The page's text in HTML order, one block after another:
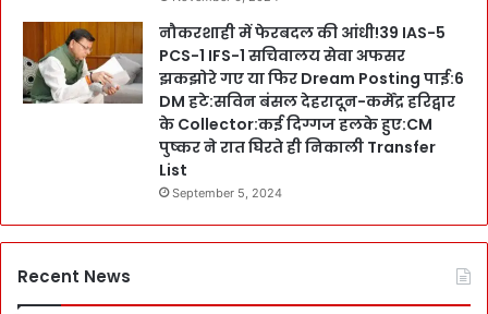
नौकरशाही में फेरबदल की आंधी!39 IAS-5
PCS-1 IFS-1 सचिवालय सेवा अफसर
झकझोरे गए या फिर Dream Posting पाई:6
DM हटे:सविन बंसल देहरादून-कर्मेंद्र हरिद्वार
के Collector:कई दिग्गज हलके हुए:CM
पुष्कर ने रात घिरते ही निकाली Transfer
List
September 5, 2024
Recent News